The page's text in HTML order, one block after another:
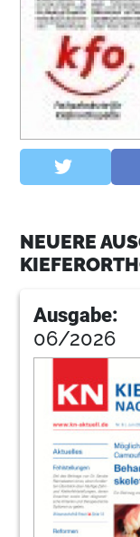
NEUERE
Ausgabe:
06/2026